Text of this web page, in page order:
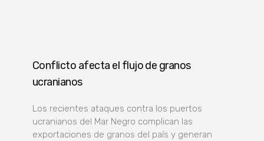
Conflicto afecta el flujo de granos
ucranianos
Los recientes ataques contra los puertos
ucranianos del Mar Negro complican las
exportaciones de granos del país y generan